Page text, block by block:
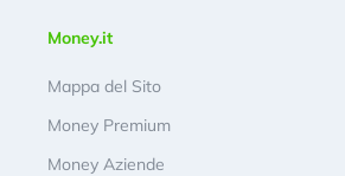
Money.it
Mappa del Sito
Money Premium
Money Aziende